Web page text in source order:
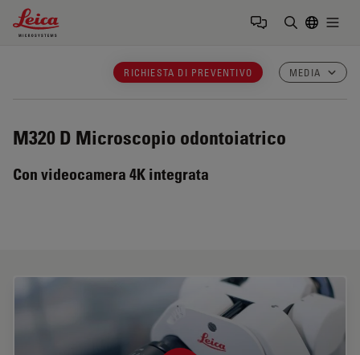
Leica Microsystems Logo
RICHIESTA DI PREVENTIVO MEDIA
M320 D Microscopio odontoiatrico
Con videocamera 4K integrata